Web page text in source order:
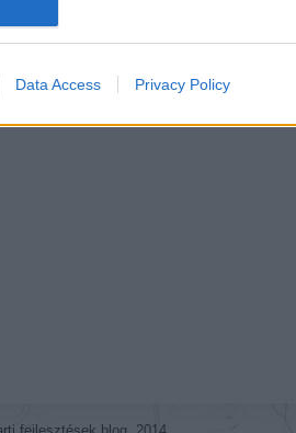
related to functionality of the website
Data Access Privacy Policy